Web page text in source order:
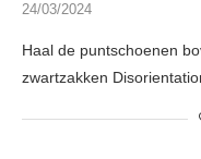
24/03/2024
Haal de puntschoenen
zwartzakken